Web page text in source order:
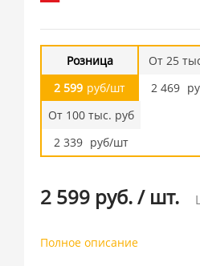
Розница
2 599 руб/шт
От 25
2 469
От 100 тыс. руб
2 339 руб/шт
2 599 руб./ шт.
Полное описание